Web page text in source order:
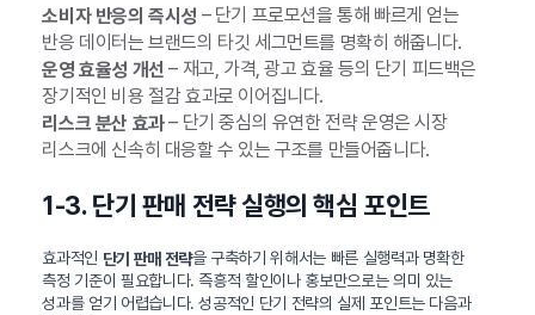
소비자 반응의 즉시성 – 단기 프로모션을 통해 빠르게 얻는
반응 데이터는 브랜드의 타깃 세그먼트를 명확히 해줍니다.
운영 효율성 개선 – 재고, 가격, 광고 효율 등의 단기 피드백은
장기적인 비용 절감 효과로 이어집니다.
리스크 분산 효과– 단기 중심의 유연한 전략 운영은 시장
리스크에 신속히 대응할 수 있는 구조를 만들어줍니다.
1-3. 단기 판매 전략 실행의 핵심 포인트
효과적인 단기 판매 전략을 구축하기 위해서는 빠른 실행력과 명확한
측정 기준이 필요합니다. 즉흥적 할인이나 홍보만으로는 의미 있는
성과를 얻기 어렵습니다. 성공적인 단기 전략의 실제 포인트는 다음과